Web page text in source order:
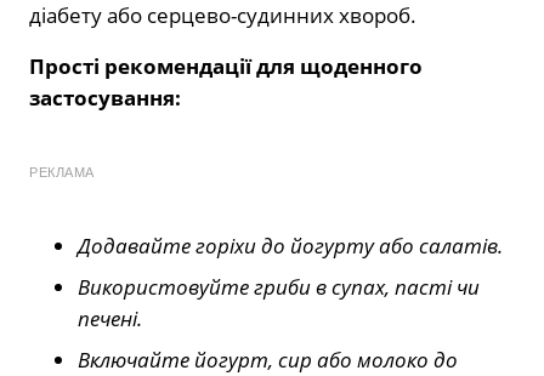
діабету або серцево-судинних хвороб.
Прості рекомендації для щоденного
застосування:
РЕКЛАМА
Додавайте горіхи до йогурту або салатів.
Використовуйте гриби в супах, пасті чи
печені.
Включайте йогурт, сир або молоко до